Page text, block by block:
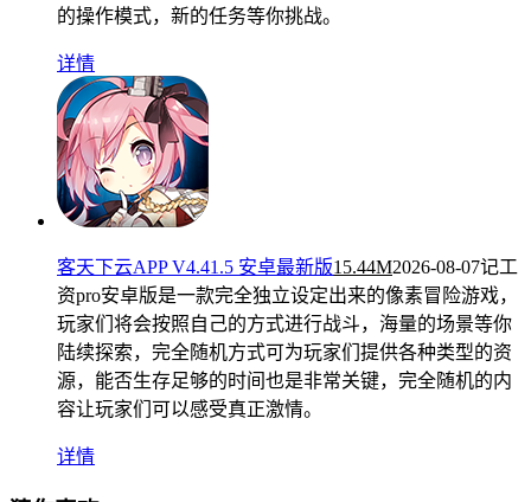
的操作模式，新的任务等你挑战。
详情
客天下云APP V4.41.5 安卓最新版15.44M2026-08-07记工
资pro安卓版是一款完全独立设定出来的像素冒险游戏，
玩家们将会按照自己的方式进行战斗，海量的场景等你
陆续探索，完全随机方式可为玩家们提供各种类型的资
源，能否生存足够的时间也是非常关键，完全随机的内
容让玩家们可以感受真正激情。
详情